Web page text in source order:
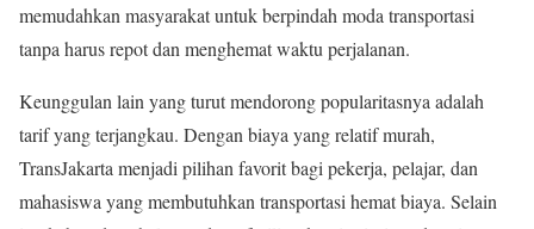
memudahkan masyarakat untuk berpindah moda transportasi
tanpa harus repot dan menghemat waktu perjalanan.
Keunggulan lain yang turut mendorong popularitasnya adalah
tarif yang terjangkau. Dengan biaya yang relatif murah,
TransJakarta menjadi pilihan favorit bagi pekerja, pelajar, dan
mahasiswa yang membutuhkan transportasi hemat biaya. Selain